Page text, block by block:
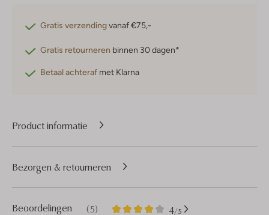
Gratis verzendingvanaf €75,-
Gratis retourneren binnen 30 dagen*
Betaal achteraf met Klarna
Product informatie
Beoordelingen (5) 4/5
5
4
Bezorgen & retourneren